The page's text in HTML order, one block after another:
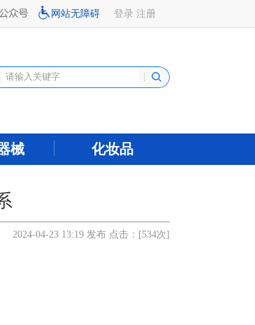
登录 注册
网站无障碍
械 化妆品
2024-04-23 13:19 发布 点击：[534次]